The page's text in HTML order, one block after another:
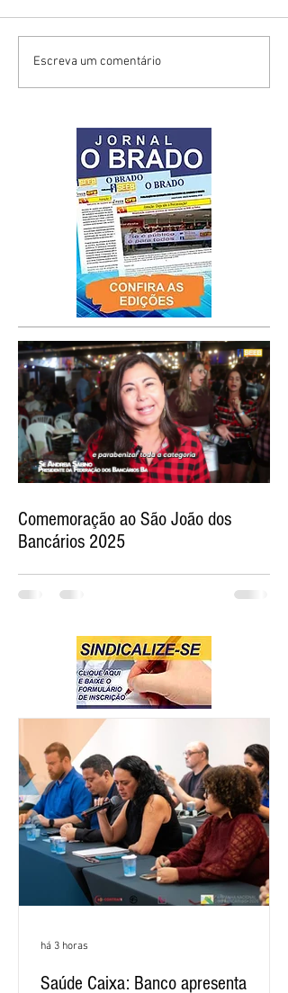
Escreva um comentário
Comemoração ao São João dos
Bancários 2025
Saúde Caixa: Banco apresenta
há 3 horas